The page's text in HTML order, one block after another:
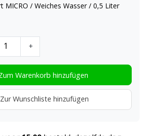
MICRO / Weiches Wasser / 0,5 Liter
+
Warenkorb hinzufügen
Zur Wunschliste hinzufügen